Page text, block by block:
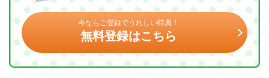
今ならご登録でうれしい特典！
無料登録はこちら